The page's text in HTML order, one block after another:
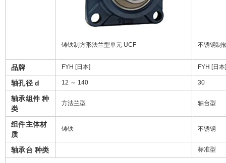
铸铁制方形法兰型单元 UCF 不锈钢制
品牌 FYH [日本] FYH [日本]
轴孔径 d 12 ～ 140 30
轴承组件 种
类
方法兰型 轴台型
组件主体材
质
铸铁 不锈钢
轴承台 种类 标准型